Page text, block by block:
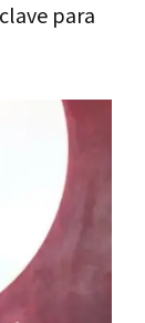
para